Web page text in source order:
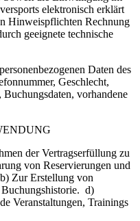
elektronisch erklärt
Hinweispflichten Rechnung
geeignete technische
Daten des
Geschlecht,
vorhandene
der Vertragserfüllung zu
von Reservierungen und
Zur Erstellung von
d)
Veranstaltungen, Trainings